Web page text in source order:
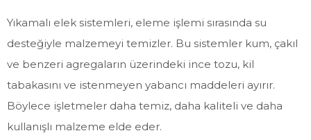
Yıkamalı elek sistemleri, eleme işlemi sırasında su
desteğiyle malzemeyi temizler. Bu sistemler kum, çakıl
ve benzeri agregaların üzerindeki ince tozu, kil
tabakasını ve istenmeyen yabancı maddeleri ayırır.
Böylece işletmeler daha temiz, daha kaliteli ve daha
kullanışlı malzeme elde eder.